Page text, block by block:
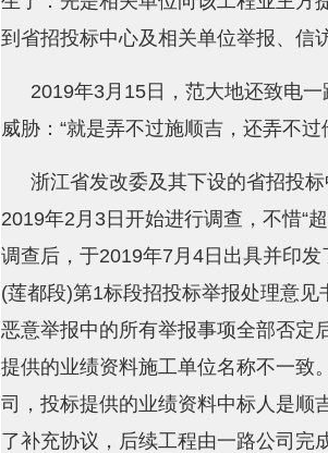
到省招投标中心及相关单位举报、信访
2019年3月15日，范大地还致电
威胁：“就是弄不过施顺吉，还弄不过
浙江省发改委及其下设的省招投
2019年2月3日开始进行调查，不惜“
调查后，于2019年7月4日出具并印
(莲都段)第1标段招投标举报处理意见
恶意举报中的所有举报事项全部否定
提供的业绩资料施工单位名称不一致
司，投标提供的业绩资料中标人是顺
了补充协议，后续工程由一路公司完